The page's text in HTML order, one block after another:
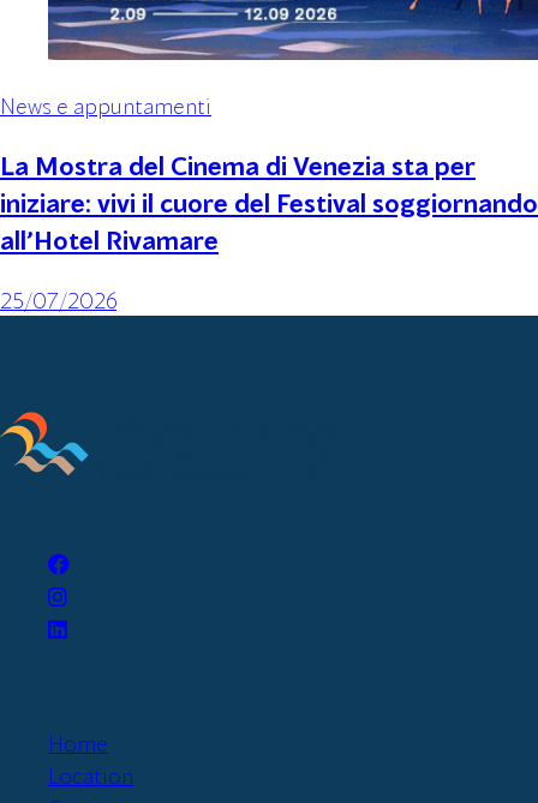
News e appuntamenti
La Mostra del Cinema di Venezia sta per
iniziare: vivi il cuore del Festival soggiornando
all’Hotel Rivamare
25/07/2026
Home
Location